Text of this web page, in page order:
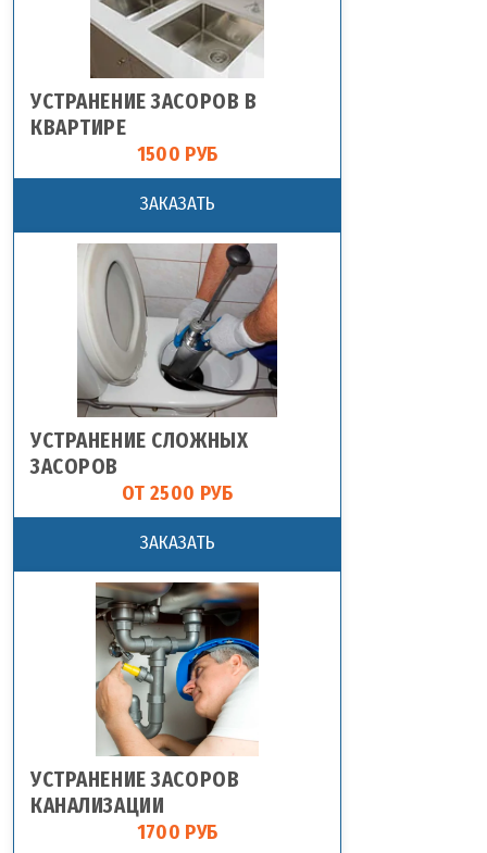
УСТРАНЕНИЕ ЗАСОРОВ В
КВАРТИРЕ
1500 РУБ
ЗАКАЗАТЬ
УСТРАНЕНИЕ СЛОЖНЫХ
ЗАСОРОВ
ОТ 2500 РУБ
ЗАКАЗАТЬ
УСТРАНЕНИЕ ЗАСОРОВ
КАНАЛИЗАЦИИ
1700 РУБ